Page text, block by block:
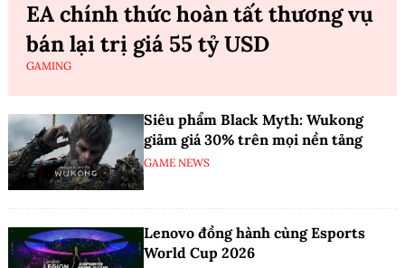
EA chính thức hoàn tất thương vụ
bán lại trị giá 55 tỷ USD
GAMING
Siêu phẩm Black Myth: Wukong
giảm giá 30% trên mọi nền tảng
GAME NEWS
Lenovo đồng hành cùng Esports
World Cup 2026